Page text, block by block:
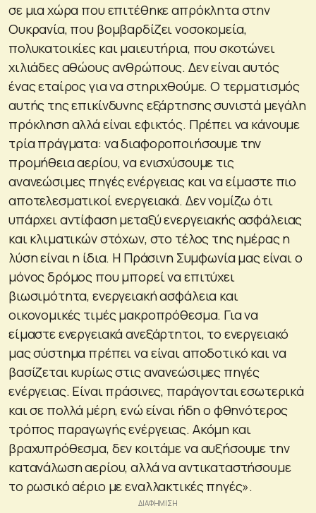
σε μια χώρα που επιτέθηκε απρόκλητα στην
Ουκρανία, που βομβαρδίζει νοσοκομεία,
πολυκατοικίες και μαιευτήρια, που σκοτώνει
χιλιάδες αθώους ανθρώπους. Δεν είναι αυτός
ένας εταίρος για να στηριχθούμε. Ο τερματισμός
αυτής της επικίνδυνης εξάρτησης συνιστά μεγάλη
πρόκληση αλλά είναι εφικτός. Πρέπει να κάνουμε
τρία πράγματα: να διαφοροποιήσουμε την
προμήθεια αερίου, να ενισχύσουμε τις
ανανεώσιμες πηγές ενέργειας και να είμαστε πιο
αποτελεσματικοί ενεργειακά. Δεν νομίζω ότι
υπάρχει αντίφαση μεταξύ ενεργειακής ασφάλειας
και κλιματικών στόχων, στο τέλος της ημέρας η
λύση είναι η ίδια. Η Πράσινη Συμφωνία μας είναι ο
μόνος δρόμος που μπορεί να επιτύχει
βιωσιμότητα, ενεργειακή ασφάλεια και
οικονομικές τιμές μακροπρόθεσμα. Για να
είμαστε ενεργειακά ανεξάρτητοι, το ενεργειακό
μας σύστημα πρέπει να είναι αποδοτικό και να
βασίζεται κυρίως στις ανανεώσιμες πηγές
ενέργειας. Είναι πράσινες, παράγονται εσωτερικά
και σε πολλά μέρη, ενώ είναι ήδη ο φθηνότερος
τρόπος παραγωγής ενέργειας. Ακόμη και
βραχυπρόθεσμα, δεν κοιτάμε να αυξήσουμε την
κατανάλωση αερίου, αλλά να αντικαταστήσουμε
το ρωσικό αέριο με εναλλακτικές πηγές».